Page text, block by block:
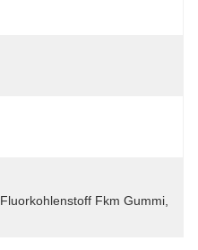
Fluorkohlenstoff Fkm Gummi